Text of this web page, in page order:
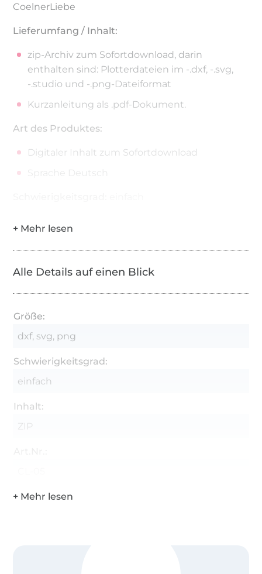
CoelnerLiebe
Lieferumfang / Inhalt:
zip-Archiv zum Sofortdownload, darin
enthalten sind: Plotterdateien im -.dxf, -.svg,
-.studio und -.png-Dateiformat
Kurzanleitung als .pdf-Dokument.
Art des Produktes:
Digitaler Inhalt zum Sofortdownload
erworben. Die Abbildung in den Social Media
ist erlaubt, sofern CoelnerLiebe als Urheber
beschrifteter Textilien, Spenden für den KiTa-
Basar oder Sponso- ring bei Gewinnspielen)
Die Weitergabe der Grafiken, Dateien oder
Alle Details auf einen Blick
Größe:
dxf, svg, png
Schwierigkeitsgrad:
einfach
Inhalt:
ZIP